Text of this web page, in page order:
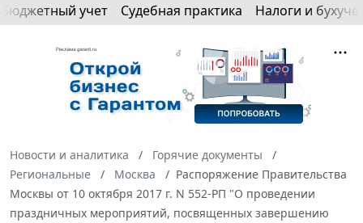
Бюджетный учет Судебная практика Налоги и
Новости и аналитика
Горячие документы
Региональные
Москва
Распоряжение Правительства
Москвы от 10 октября 2017 г. N 552-РП "О проведении
праздничных мероприятий, посвященных завершению